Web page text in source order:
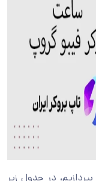
بپردازیم، در جدول زیر